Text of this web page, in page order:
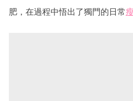
肥，在過程中悟出了獨門的日常